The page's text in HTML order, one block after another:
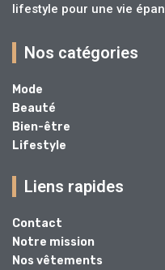
lifestyle pour une vie
Nos catégories
Mode
Beauté
Bien-être
Lifestyle
Liens rapides
Contact
Notre mission
Nos vêtements